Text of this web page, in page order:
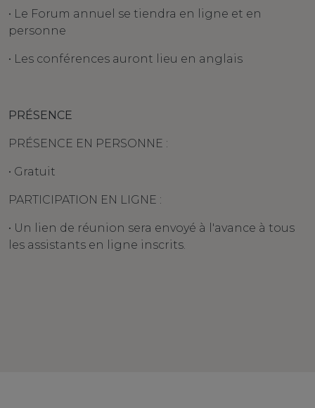
• Le Forum annuel se tiendra en ligne et en
personne
• Les conférences auront lieu en anglais
PRÉSENCE
PRÉSENCE EN PERSONNE :
• Gratuit
PARTICIPATION EN LIGNE :
• Un lien de réunion sera envoyé à l'avance à tous
les assistants en ligne inscrits.